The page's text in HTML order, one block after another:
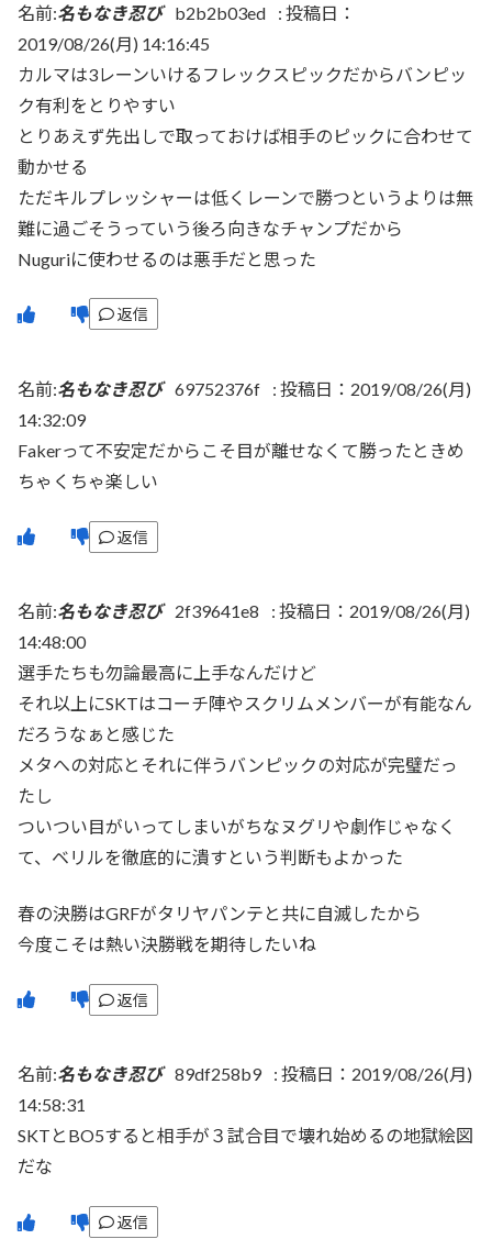
名前:名もなき忍び b2b2b03ed : 投稿日：
2019/08/26(月) 14:16:45
カルマは3レーンいけるフレックスピックだからバンピッ
ク有利をとりやすい
とりあえず先出しで取っておけば相手のピックに合わせて
動かせる
ただキルプレッシャーは低くレーンで勝つというよりは無
難に過ごそうっていう後ろ向きなチャンプだから
Nuguriに使わせるのは悪手だと思った
返信
名前:名もなき忍び 69752376f : 投稿日：2019/08/26(月)
14:32:09
Fakerって不安定だからこそ目が離せなくて勝ったときめ
ちゃくちゃ楽しい
返信
名前:名もなき忍び 2f39641e8 : 投稿日：2019/08/26(月)
14:48:00
選手たちも勿論最高に上手なんだけど
それ以上にSKTはコーチ陣やスクリムメンバーが有能なん
だろうなぁと感じた
メタへの対応とそれに伴うバンピックの対応が完璧だっ
たし
ついつい目がいってしまいがちなヌグリや劇作じゃなく
て、ベリルを徹底的に潰すという判断もよかった
春の決勝はGRFがタリヤパンテと共に自滅したから
今度こそは熱い決勝戦を期待したいね
返信
名前:名もなき忍び 89df258b9 : 投稿日：2019/08/26(月)
14:58:31
SKTとBO5すると相手が３試合目で壊れ始めるの地獄絵図
だな
返信